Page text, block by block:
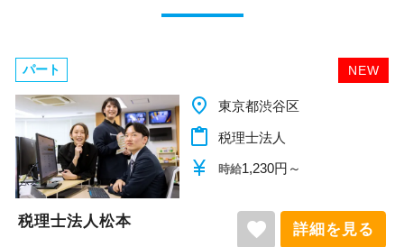
NEW
パート
place 千葉県柏市
content_paste 税理士法人
currency_yen 時給1,140円～
税理士法人松本 favorite 詳細を見る